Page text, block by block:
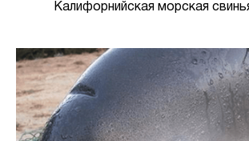
Калифорнийская морская